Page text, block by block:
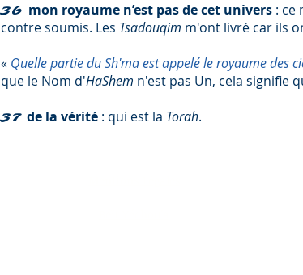
36 mon royaume n’est pas de cet univers : ce
contre soumis. Les Tsadouqim m'ont livré car ils
« Quelle partie du Sh'ma est appelé le royaume des
que le Nom d'HaShem n'est pas Un, cela signifie
37 de la vérité : qui est la Torah.